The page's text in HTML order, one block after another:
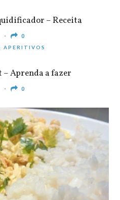
– Receita
0
APERITIVOS
– Aprenda a fazer
0